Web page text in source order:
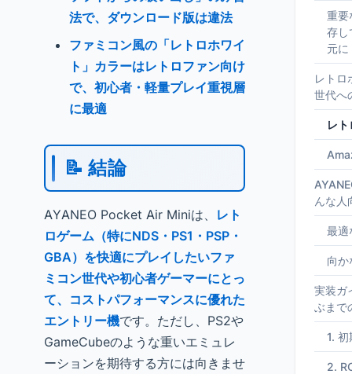
法で、ダウンロード版は違法
ファミコン風の「レトロホワイ
ト」カラーはレトロファン向け
で、初心者・軽量プレイ重視層
に最適
📝 結論
AYANEO Pocket Air Miniは、 レト
ロゲーム（特にNDS・PS1・PSP・
GBA）を快適にプレイしたいファ
ミコン世代や初心者ゲーマーにとっ
て、コストパフォーマンスに優れた
エントリー機です。ただし、PS2や
GameCubeのような重いエミュレ
ーションを期待する方には向きませ
重要
存し
元に
レトロ
世代へ
レ
んな人
最適
向か
実装ガ
ぶまで
1.
2.